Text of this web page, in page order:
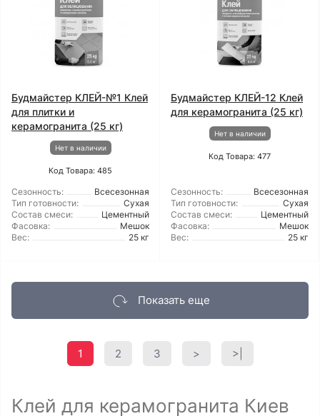
Будмайстер КЛЕЙ-№1 Клей
для плитки и
керамогранита (25 кг)
Нет в наличии
Код Товара: 485
Сезонность:
Всесезонная
Тип готовности:
Сухая
Состав смеси:
Цементный
Фасовка:
Мешок
Вес:
25 кг
Будмайстер КЛЕЙ-12 Клей
для керамогранита (25 кг)
Нет в наличии
Код Товара: 477
Сезонность:
Всесезонная
Тип готовности:
Сухая
Состав смеси:
Цементный
Фасовка:
Мешок
Вес:
25 кг
Показать еще
1 2 3 > >|
Клей для керамогранита Киев